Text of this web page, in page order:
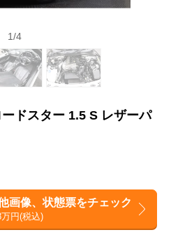
1/4
ドスター 1.5 S レザーパ
画像、状態票をチェック
万円(税込)